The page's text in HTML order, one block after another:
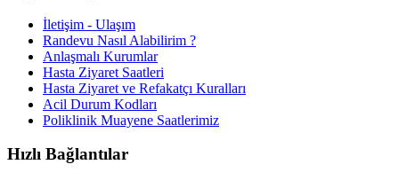
İletişim - Ulaşım
Randevu Nasıl Alabilirim ?
Anlaşmalı Kurumlar
Hasta Ziyaret Saatleri
Hasta Ziyaret ve Refakatçı Kuralları
Acil Durum Kodları
Poliklinik Muayene Saatlerimiz
Hızlı Bağlantılar